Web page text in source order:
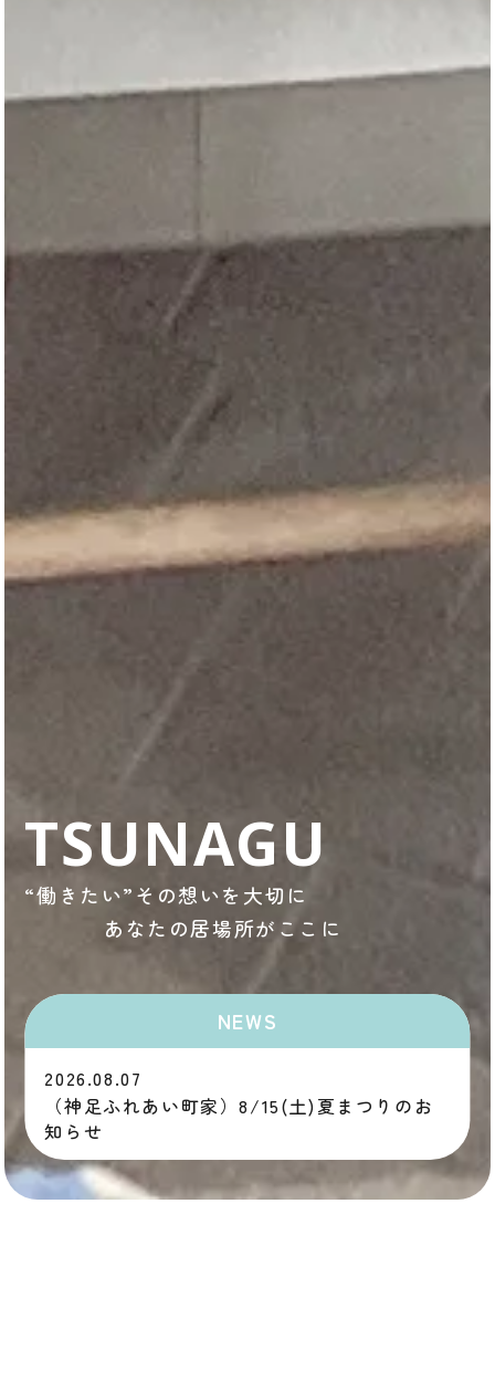
TSUNAGU
“働きたい”その想いを大切に
あなたの居場所がここに
NEWS
2026.08.07
（神足ふれあい町家）8/15(土)夏まつりのお
知らせ